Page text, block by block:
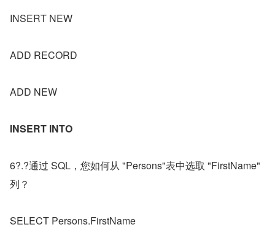
INSERT NEW
ADD RECORD
ADD NEW
INSERT INTO
6?.?通过 SQL，您如何从 "Persons"表中选取 "FirstName"
列？
SELECT Persons.FirstName